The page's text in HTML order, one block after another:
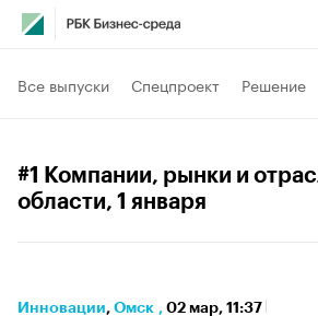
Все выпуски Спецпроект Решение
#1 Компании, рынки и
области, 1 января
Инновации⁠, Омск , 02 мар, 11:37